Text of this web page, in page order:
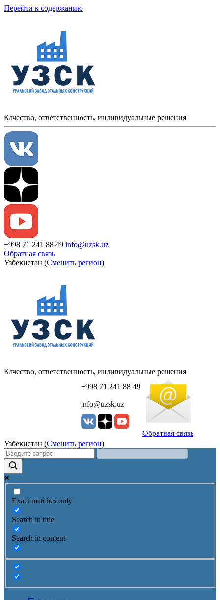
Перейти к содержанию
Качество, ответственность, индивидуальные решения
+998 71 241 88 49 info@uzsk.uz
Обратная связь
Узбекистан (Сменить регион)
Качество, ответственность, индивидуальные решения
+998 71 241 88 49
info@uzsk.uz
Обратная связь
Узбекистан (Сменить регион)
Exact matches only
Search in title
Search in content